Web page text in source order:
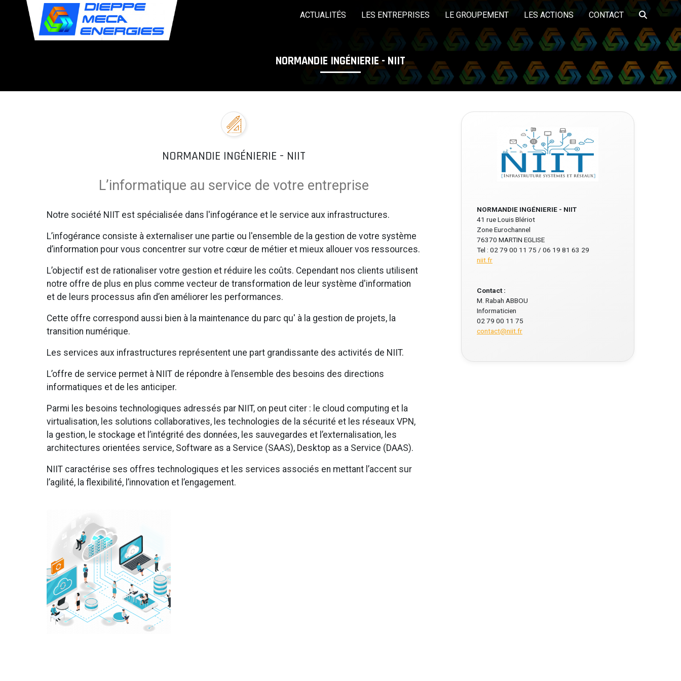
ACTUALITÉS LES ENTREPRISES
Pôle Produits finis
Pôle services aux
Pôle Travaux publics Pôle bâtiment
LE GROUPEMENT
EDITO A PROPOS PARTENAIRES
LES ACTIONS
LES COMMISSIONS LES ÉVÈNEMENTS LES FORMATIONS
LA PLATEFORME
EMPLOI DME
CONTACT
NORMANDIE INGÉNIERIE - NIIT
NORMANDIE INGÉNIERIE - NIIT
L’informatique au service de votre entreprise
Notre société NIIT est spécialisée dans l'infogérance et le service aux infrastructures.
L’infogérance consiste à externaliser une partie ou l'ensemble de la gestion de votre système
d’information pour vous concentrer sur votre cœur de métier et mieux allouer vos ressources.
L’objectif est de rationaliser votre gestion et réduire les coûts. Cependant nos clients utilisent
notre offre de plus en plus comme vecteur de transformation de leur système d'information
et de leurs processus afin d’en améliorer les performances.
Cette offre correspond aussi bien à la maintenance du parc qu' à la gestion de projets, la
transition numérique.
Les services aux infrastructures représentent une part grandissante des activités de NIIT.
L’offre de service permet à NIIT de répondre à l’ensemble des besoins des directions
informatiques et de les anticiper.
Parmi les besoins technologiques adressés par NIIT, on peut citer : le cloud computing et la
virtualisation, les solutions collaboratives, les technologies de la sécurité et les réseaux VPN,
la gestion, le stockage et l’intégrité des données, les sauvegardes et l’externalisation, les
architectures orientées service, Software as a Service (SAAS), Desktop as a Service (DAAS).
NIIT caractérise ses offres technologiques et les services associés en mettant l’accent sur
l’agilité, la flexibilité, l’innovation et l’engagement.
NORMANDIE INGÉNIERIE - NIIT
41 rue Louis Blériot
Zone Eurochannel
76370 MARTIN EGLISE
Tel : 02 79 00 11 75 / 06 19 81 63 29
niit.fr
Contact :
M. Rabah ABBOU
Informaticien
02 79 00 11 75
contact@niit.fr
Panneau de gestion des cookies